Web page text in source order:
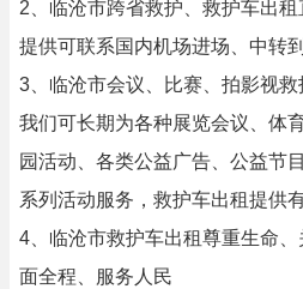
2、临沧市跨省救护、救护车出
提供可联系国内机场进场、中转
3、临沧市会议、比赛、拍影视
我们可长期为各种展览会议、体
园活动、各类公益广告、公益节
系列活动服务，救护车出租提供
4、临沧市救护车出租尊重生命
面全程、服务人民